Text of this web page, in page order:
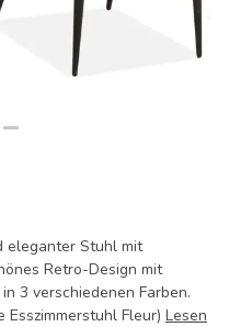
eleganter Stuhl mit
Retro-Design mit
3 verschiedenen Farben.
Fleur) Lesen